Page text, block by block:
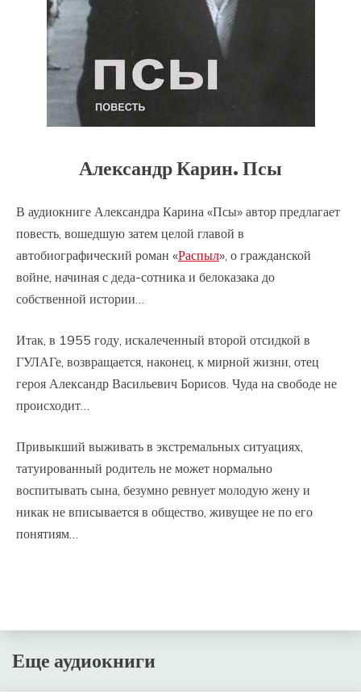
Александр Карин. Псы
В аудиокниге Александра Карина «Псы» автор предлагает
повесть, вошедшую затем целой главой в
автобиографический роман «Распыл», о гражданской
войне, начиная с деда-сотника и белоказака до
собственной истории…
Итак, в 1955 году, искалеченный второй отсидкой в
ГУЛАГе, возвращается, наконец, к мирной жизни, отец
героя Александр Васильевич Борисов. Чуда на свободе не
происходит…
Привыкший выживать в экстремальных ситуациях,
татуированный родитель не может нормально
воспитывать сына, безумно ревнует молодую жену и
никак не вписывается в общество, живущее не по его
понятиям…
Еще аудиокниги